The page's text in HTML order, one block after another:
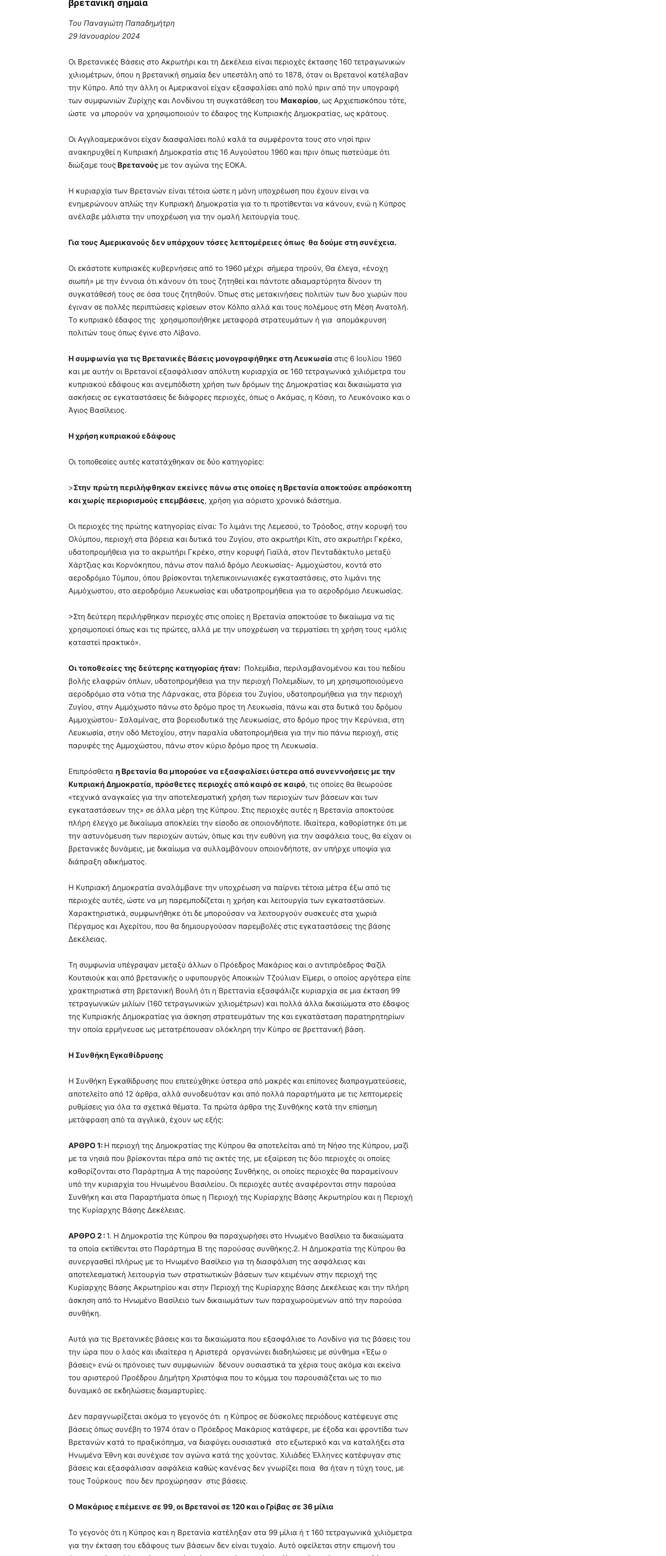
βρετανική σημαία
Του Παναγιώτη Παπαδημήτρη
29 Ιανουαρίου 2024
Οι Βρετανικές Βάσεις στο Ακρωτήρι και τη Δεκέλεια είναι περιοχές έκτασης 160 τετραγωνικών
χιλιομέτρων, όπου η βρετανική σημαία δεν υπεστάλη από το 1878, όταν οι Βρετανοί κατέλαβαν
την Κύπρο. Από την άλλη οι Αμερικανοί είχαν εξασφαλίσει από πολύ πριν από την υπογραφή
των συμφωνιών Ζυρίχης και Λονδίνου τη συγκατάθεση του Μακαρίου, ως Αρχιεπισκόπου τότε,
ώστε να μπορούν να χρησιμοποιούν το έδαφος της Κυπριακής Δημοκρατίας, ως κράτους.
Οι Αγγλοαμερικάνοι είχαν διασφαλίσει πολύ καλά τα συμφέροντα τους στο νησί πριν
ανακηρυχθεί η Κυπριακή Δημοκρατία στις 16 Αυγούστου 1960 και πριν όπως πιστεύαμε ότι
διώξαμε τους Βρετανούς με τον αγώνα της ΕΟΚΑ.
Η κυριαρχία των Βρετανών είναι τέτοια ώστε η μόνη υποχρέωση που έχουν είναι να
ενημερώνουν απλώς την Κυπριακή Δημοκρατία για το τι προτίθενται να κάνουν, ενώ η Κύπρος
ανέλαβε μάλιστα την υποχρέωση για την ομαλή λειτουργία τους.
Για τους Αμερικανούς δεν υπάρχουν τόσες λεπτομέρειες όπως θα δούμε στη συνέχεια.
Οι εκάστοτε κυπριακές κυβερνήσεις από το 1960 μέχρι σήμερα τηρούν, Θα έλεγα, «ένοχη
σιωπή» με την έννοια ότι κάνουν ότι τους ζητηθεί και πάντοτε αδιαμαρτύρητα δίνουν τη
συγκατάθεσή τους σε όσα τους ζητηθούν. Όπως στις μετακινήσεις πολιτών των δυο χωρών που
έγιναν σε πολλές περιπτώσεις κρίσεων στον Κόλπο αλλά και τους πολέμους στη Μέση Ανατολή.
Το κυπριακό έδαφος της χρησιμοποιήθηκε μεταφορά στρατευμάτων ή για απομάκρυνση
πολιτών τους όπως έγινε στο Λίβανο.
Η συμφωνία για τις Βρετανικές Βάσεις μονογραφήθηκε στη Λευκωσία στις 6 Ιουλίου 1960
και με αυτήν οι Βρετανοί εξασφάλισαν απόλυτη κυριαρχία σε 160 τετραγωνικά χιλιόμετρα του
κυπριακού εδάφους και ανεμπόδιστη χρήση των δρόμων της Δημοκρατίας και δικαιώματα για
ασκήσεις σε εγκαταστάσεις δε διάφορες περιοχές, όπως ο Ακάμας, η Κόσιη, το Λευκόνοικο και ο
Άγιος Βασίλειος.
Η χρήση κυπριακού εδάφους
Οι τοποθεσίες αυτές κατατάχθηκαν σε δύο κατηγορίες:
>Στην πρώτη περιλήφθηκαν εκείνες πάνω στις οποίες η Βρετανία αποκτούσε απρόσκοπτη
και χωρίς περιορισμούς επεμβάσεις, χρήση για αόριστο χρονικό διάστημα.
Οι περιοχές της πρώτης κατηγορίας είναι: Το λιμάνι της Λεμεσού, το Τρόοδος, στην κορυφή του
Ολύμπου, περιοχή στα βόρεια και δυτικά του Ζυγίου, στο ακρωτήρι Κίτι, στο ακρωτήρι Γκρέκο,
υδατοπρομήθεια για το ακρωτήρι Γκρέκο, στην κορυφή Γιαϊλά, στον Πενταδάκτυλο μεταξύ
Χάρτζιας και Κορνόκηπου, πάνω στον παλιό δρόμο Λευκωσίας- Αμμοχώστου, κοντά στο
αεροδρόμιο Τύμπου, όπου βρίσκονται τηλεπικοινωνιακές εγκαταστάσεις, στο λιμάνι της
Αμμόχωστου, στο αεροδρόμιο Λευκωσίας και υδατροπρομήθεια για το αεροδρόμιο Λευκωσίας.
>Στη δεύτερη περιλήφθηκαν περιοχές στις οποίες η Βρετανία αποκτούσε το δικαίωμα να τις
χρησιμοποιεί όπως και τις πρώτες, αλλά με την υποχρέωση να τερματίσει τη χρήση τους «μόλις
καταστεί πρακτικό».
Οι τοποθεσίες της δεύτερης κατηγορίας ήταν: Πολεμίδια, περιλαμβανομένου και του πεδίου
βολής ελαφρών όπλων, υδατοπρομήθεια για την περιοχή Πολεμιδίων, το μη χρησιμοποιούμενο
αεροδρόμιο στα νότια της Λάρνακας, στα βόρεια του Ζυγίου, υδατοπρομήθεια για την περιοχή
Ζυγίου, στην Αμμόχωστο πάνω στο δρόμο προς τη Λευκωσία, πάνω και στα δυτικά του δρόμου
Αμμοχώστου- Σαλαμίνας, στα βορειοδυτικά της Λευκωσίας, στο δρόμο προς την Κερύνεια, στη
Λευκωσία, στην οδό Μετοχίου, στην παραλία υδατοπρομήθεια για την πιο πάνω περιοχή, στις
παρυφές της Αμμοχώστου, πάνω στον κύριο δρόμο προς τη Λευκωσία.
Επιπρόσθετα η Βρετανία θα μπορούσε να εξασφαλίσει ύστερα από συνεννοήσεις με την
Κυπριακή Δημοκρατία, πρόσθετες περιοχές από καιρό σε καιρό, τις οποίες θα θεωρούσε
«τεχνικά αναγκαίες για την αποτελεσματική χρήση των περιοχών των βάσεων και των
εγκαταστάσεων της» σε άλλα μέρη της Κύπρου. Στις περιοχές αυτές η Βρετανία αποκτούσε
πλήρη έλεγχο με δικαίωμα αποκλείει την είσοδο σε οποιονδήποτε. Ιδιαίτερα, καθορίστηκε ότι με
την αστυνόμευση των περιοχών αυτών, όπως και την ευθύνη για την ασφάλεια τους, θα είχαν οι
βρετανικές δυνάμεις, με δικαίωμα να συλλαμβάνουν οποιονδήποτε, αν υπήρχε υποψία για
διάπραξη αδικήματος.
Η Κυπριακή Δημοκρατία αναλάμβανε την υποχρέωση να παίρνει τέτοια μέτρα έξω από τις
περιοχές αυτές, ώστε να μη παρεμποδίζεται η χρήση και λειτουργία των εγκαταστάσεων.
Χαρακτηριστικά, συμφωνήθηκε ότι δε μπορούσαν να λειτουργούν συσκευές στα χωριά
Πέργαμος και Αχερίτου, που θα δημιουργούσαν παρεμβολές στις εγκαταστάσεις της βάσης
Δεκέλειας.
Τη συμφωνία υπέγραψαν μεταξύ άλλων ο Πρόεδρος Μακάριος και ο αντιπρόεδρος Φαζίλ
Κουτσιούκ και από βρετανικής ο υφυπουργός Αποικιών Τζούλιαν Εϊμερι, ο οποίος αργότερα είπε
χρακτηριστικά στη βρετανική Βουλή ότι η Βρεττανία εξασφάλιζε κυριαρχία σε μια έκταση 99
τετραγωνικών μιλίων (160 τετραγωνικών χιλιομέτρων) και πολλά άλλα δικαιώματα στο έδαφος
της Κυπριακής Δημοκρατίας για άσκηση στρατευμάτων της και εγκατάσταση παρατηρητηρίων
την οποία ερμήνευσε ως μετατρέπουσαν ολόκληρη την Κύπρο σε βρεττανική βάση.
Η Συνθήκη Εγκαθίδρυσης
Η Συνθήκη Εγκαθίδρυσης που επιτεύχθηκε ύστερα από μακρές και επίπονες διαπραγματεύσεις,
αποτελείτο από 12 άρθρα, αλλά συνοδευόταν και από πολλά παραρτήματα με τις λεπτομερείς
ρυθμίσεις για όλα τα σχετικά θέματα. Τα πρώτα άρθρα της Συνθήκης κατά την επίσημη
μετάφραση από τα αγγλικά, έχουν ως εξής:
ΑΡΘΡΟ 1: Η περιοχή της Δημοκρατίας της Κύπρου θα αποτελείται από τη Νήσο της Κύπρου, μαζί
με τα νησιά που βρίσκονται πέρα από τις ακτές της, με εξαίρεση τις δύο περιοχές οι οποίες
καθορίζονται στο Παράρτημα Α της παρούσης Συνθήκης, οι οποίες περιοχές θα παραμείνουν
υπό την κυριαρχία του Ηνωμένου Βασιλείου. Οι περιοχές αυτές αναφέρονται στην παρούσα
Συνθήκη και στα Παραρτήματα όπως η Περιοχή της Κυρίαρχης Βάσης Ακρωτηρίου και η Περιοχή
της Κυρίαρχης Βάσης Δεκέλειας.
ΑΡΘΡΟ 2 : 1. Η Δημοκρατία της Κύπρου θα παραχωρήσει στο Ηνωμένο Βασίλειο τα δικαιώματα
τα οποία εκτίθενται στο Παράρτημα Β της παρούσας συνθήκης.2. Η Δημοκρατία της Κύπρου θα
συνεργασθεί πλήρως με το Ηνωμένο Βασίλειο για τη διασφάλιση της ασφάλειας και
αποτελεσματική λειτουργία των στρατιωτικών βάσεων των κειμένων στην περιοχή της
Κυρίαρχης Βάσης Ακρωτηρίου και στην Περιοχή της Κυρίαρχης Βάσης Δεκέλειας και την πλήρη
άσκηση από το Ηνωμένο Βασίλειο των δικαιωμάτων των παραχωρούμενων από την παρούσα
συνθήκη.
Αυτά για τις Βρετανικές βάσεις και τα δικαιώματα που εξασφάλισε το Λονδίνο για τις βάσεις του
την ώρα που ο λαός και ιδιαίτερα η Αριστερά οργανώνει διαδηλώσεις με σύνθημα «Έξω ο
βάσεις» ενώ οι πρόνοιες των συμφωνιών δένουν ουσιαστικά τα χέρια τους ακόμα και εκείνα
του αριστερού Προέδρου Δημήτρη Χριστόφια που το κόμμα του παρουσιάζεται ως το πιο
δυναμικό σε εκδηλώσεις διαμαρτυρίες.
Δεν παραγνωρίζεται ακόμα το γεγονός ότι η Κύπρος σε δύσκολες περιόδους κατέφευγε στις
βάσεις όπως συνέβη το 1974 όταν ο Πρόεδρος Μακάριος κατάφερε, με έξοδα και φροντίδα των
Βρετανών κατά το πραξικόπημα, να διαφύγει ουσιαστικά στο εξωτερικό και να καταλήξει στα
Ηνωμένα Έθνη και συνέχισε τον αγώνα κατά της χούντας. Χιλιάδες Έλληνες κατέφυγαν στις
βάσεις και εξασφάλισαν ασφάλεια καθώς κανένας δεν γνωρίζει ποια θα ήταν η τύχη τους, με
τους Τούρκους που δεν προχώρησαν στις βάσεις.
Ο Μακάριος επέμεινε σε 99, οι Βρετανοί σε 120 και ο Γρίβας σε 36 μίλια
Το γεγονός ότι η Κύπρος και η Βρετανία κατέληξαν στα 99 μίλια ή τ 160 τετραγωνικά χιλιόμετρα
για την έκταση του εδάφους των βάσεων δεν είναι τυχαίο. Αυτό οφείλεται στην επιμονή του